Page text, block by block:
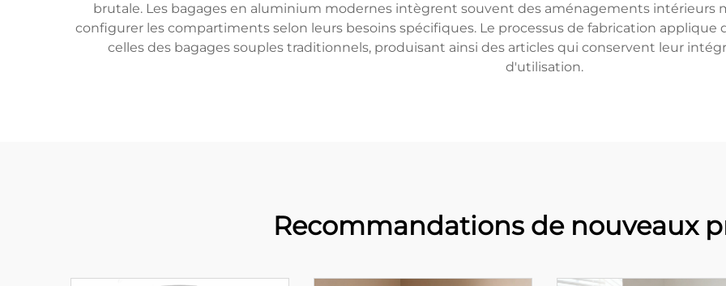
brutale. Les bagages en aluminium modernes intègrent souvent des aménagements intérieurs
configurer les compartiments selon leurs besoins spécifiques. Le processus de fabrication
celles des bagages souples traditionnels, produisant ainsi des articles qui conservent leur
d'utilisation.
Recommandations de nouveaux